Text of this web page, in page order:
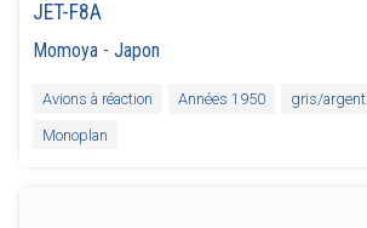
JET-F8A
Momoya -Japon
Avions à réaction Années 1950 gris/argent
Monoplan